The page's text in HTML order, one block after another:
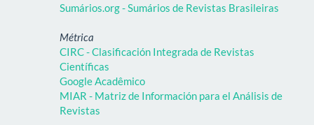
Sumários.org - Sumários de Revistas Brasileiras
Métrica
CIRC - Clasificación Integrada de Revistas
Científicas
Google Acadêmico
MIAR - Matriz de Información para el Análisis de
Revistas